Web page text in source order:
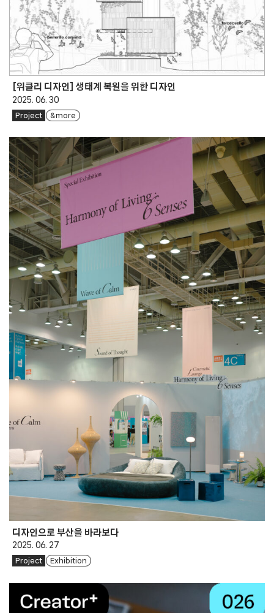
[위클리 디자인] 생태계 복원을 위한 디자인
2025. 06. 30
Project & more
디자인으로 부산을 바라보다
2025. 06. 27
Project Exhibition